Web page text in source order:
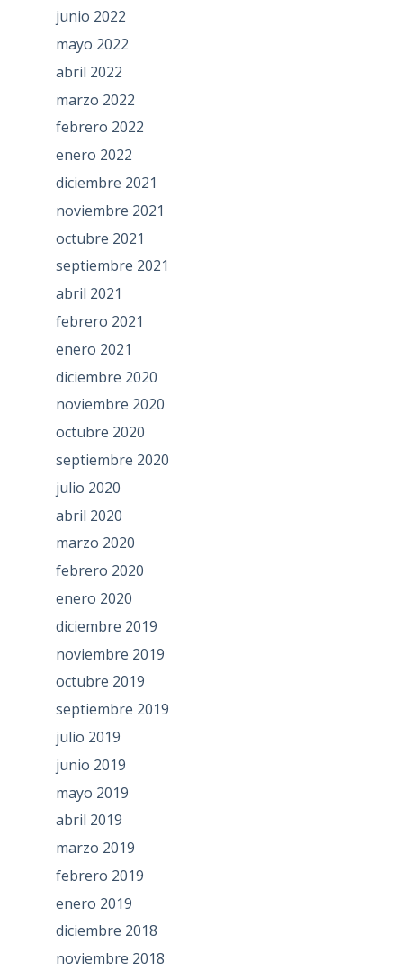
junio 2022
mayo 2022
abril 2022
marzo 2022
febrero 2022
enero 2022
diciembre 2021
noviembre 2021
octubre 2021
septiembre 2021
abril 2021
febrero 2021
enero 2021
diciembre 2020
noviembre 2020
octubre 2020
septiembre 2020
julio 2020
abril 2020
marzo 2020
febrero 2020
enero 2020
diciembre 2019
noviembre 2019
octubre 2019
septiembre 2019
julio 2019
junio 2019
mayo 2019
abril 2019
marzo 2019
febrero 2019
enero 2019
diciembre 2018
noviembre 2018